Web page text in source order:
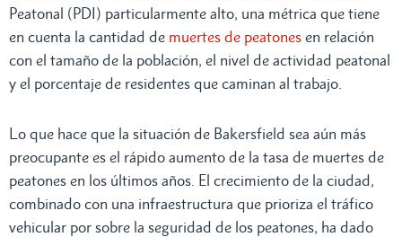
Peatonal (PDI) particularmente alto, una métrica que tiene
en cuenta la cantidad de muertes de peatones en relación
con el tamaño de la población, el nivel de actividad peatonal
y el porcentaje de residentes que caminan al trabajo.
Lo que hace que la situación de Bakersfield sea aún más
preocupante es el rápido aumento de la tasa de muertes de
peatones en los últimos años. El crecimiento de la ciudad,
combinado con una infraestructura que prioriza el tráfico
vehicular por sobre la seguridad de los peatones, ha dado